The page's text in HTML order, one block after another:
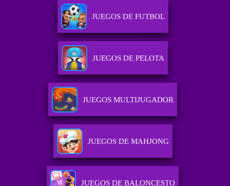
JUEGOS DE FUTBOL
JUEGOS DE PELOTA
JUEGOS MULTIJUGADOR
JUEGOS DE MAHJONG
JUEGOS DE BALONCESTO